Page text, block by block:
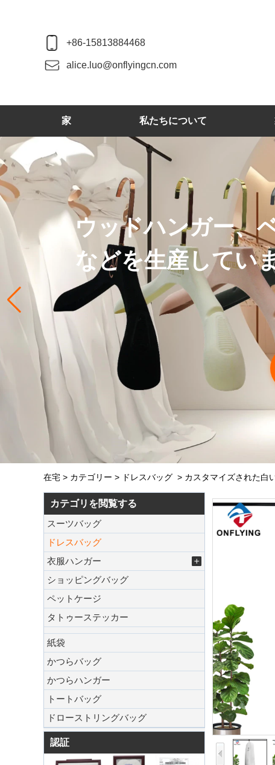
+86-15813884468
alice.luo@onflyingcn.com
家 私たちについて
ウッドハンガー、
などを生産してい
在宅 > カテゴリー > ドレスバッグ > カスタマイズされた白
カテゴリを閲覧する
スーツバッグ
ドレスバッグ
衣服ハンガー
ショッピングバッグ
ペットケージ
タトゥーステッカー
紙袋
かつらバッグ
かつらハンガー
トートバッグ
ドローストリングバッグ
認証